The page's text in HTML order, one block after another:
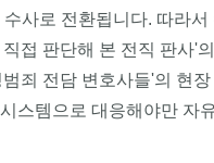
수사로 전환됩니다. 따라서
접 판단해 본 전직 판사'
죄 전담 변호사들'의 현장
스템으로 대응해야만 자